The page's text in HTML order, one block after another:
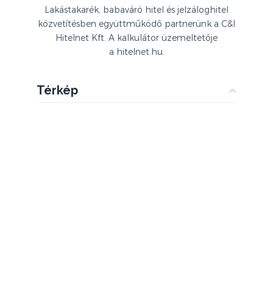
Lakástakarék, babaváró hitel és jelzáloghitel
közvetítésben együttműködő partnerünk a C&I
Hitelnet Kft. A kalkulátor üzemeltetője
a hitelnet.hu.
Térkép